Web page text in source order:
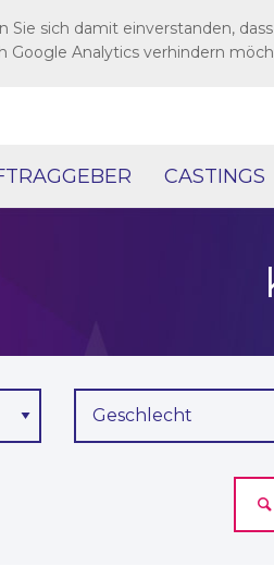
CASTINGS
Geschlecht
sich damit einverstanden,
Google Analytics verhindern